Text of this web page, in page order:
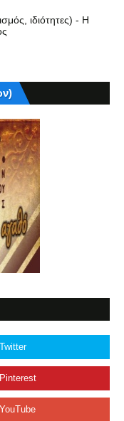
ιδιότητες) - Η